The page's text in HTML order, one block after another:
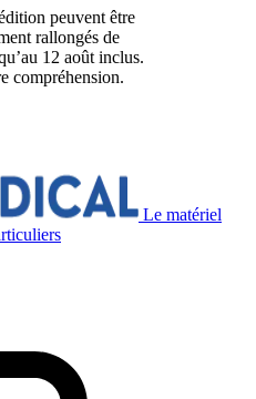
peuvent être
rallongés de
12 août inclus.
compréhension.
Le matériel